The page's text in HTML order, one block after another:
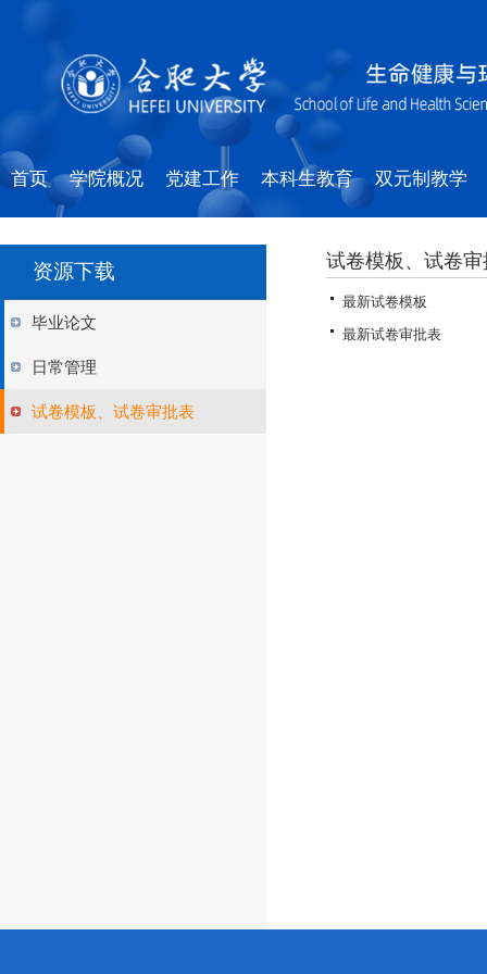
首页 学院概况 党建工作 本科生教育 双元制教学
资源下载
毕业论文
日常管理
试卷模板、试卷审批表
试卷模板、试卷审
最新试卷模板
最新试卷审批表